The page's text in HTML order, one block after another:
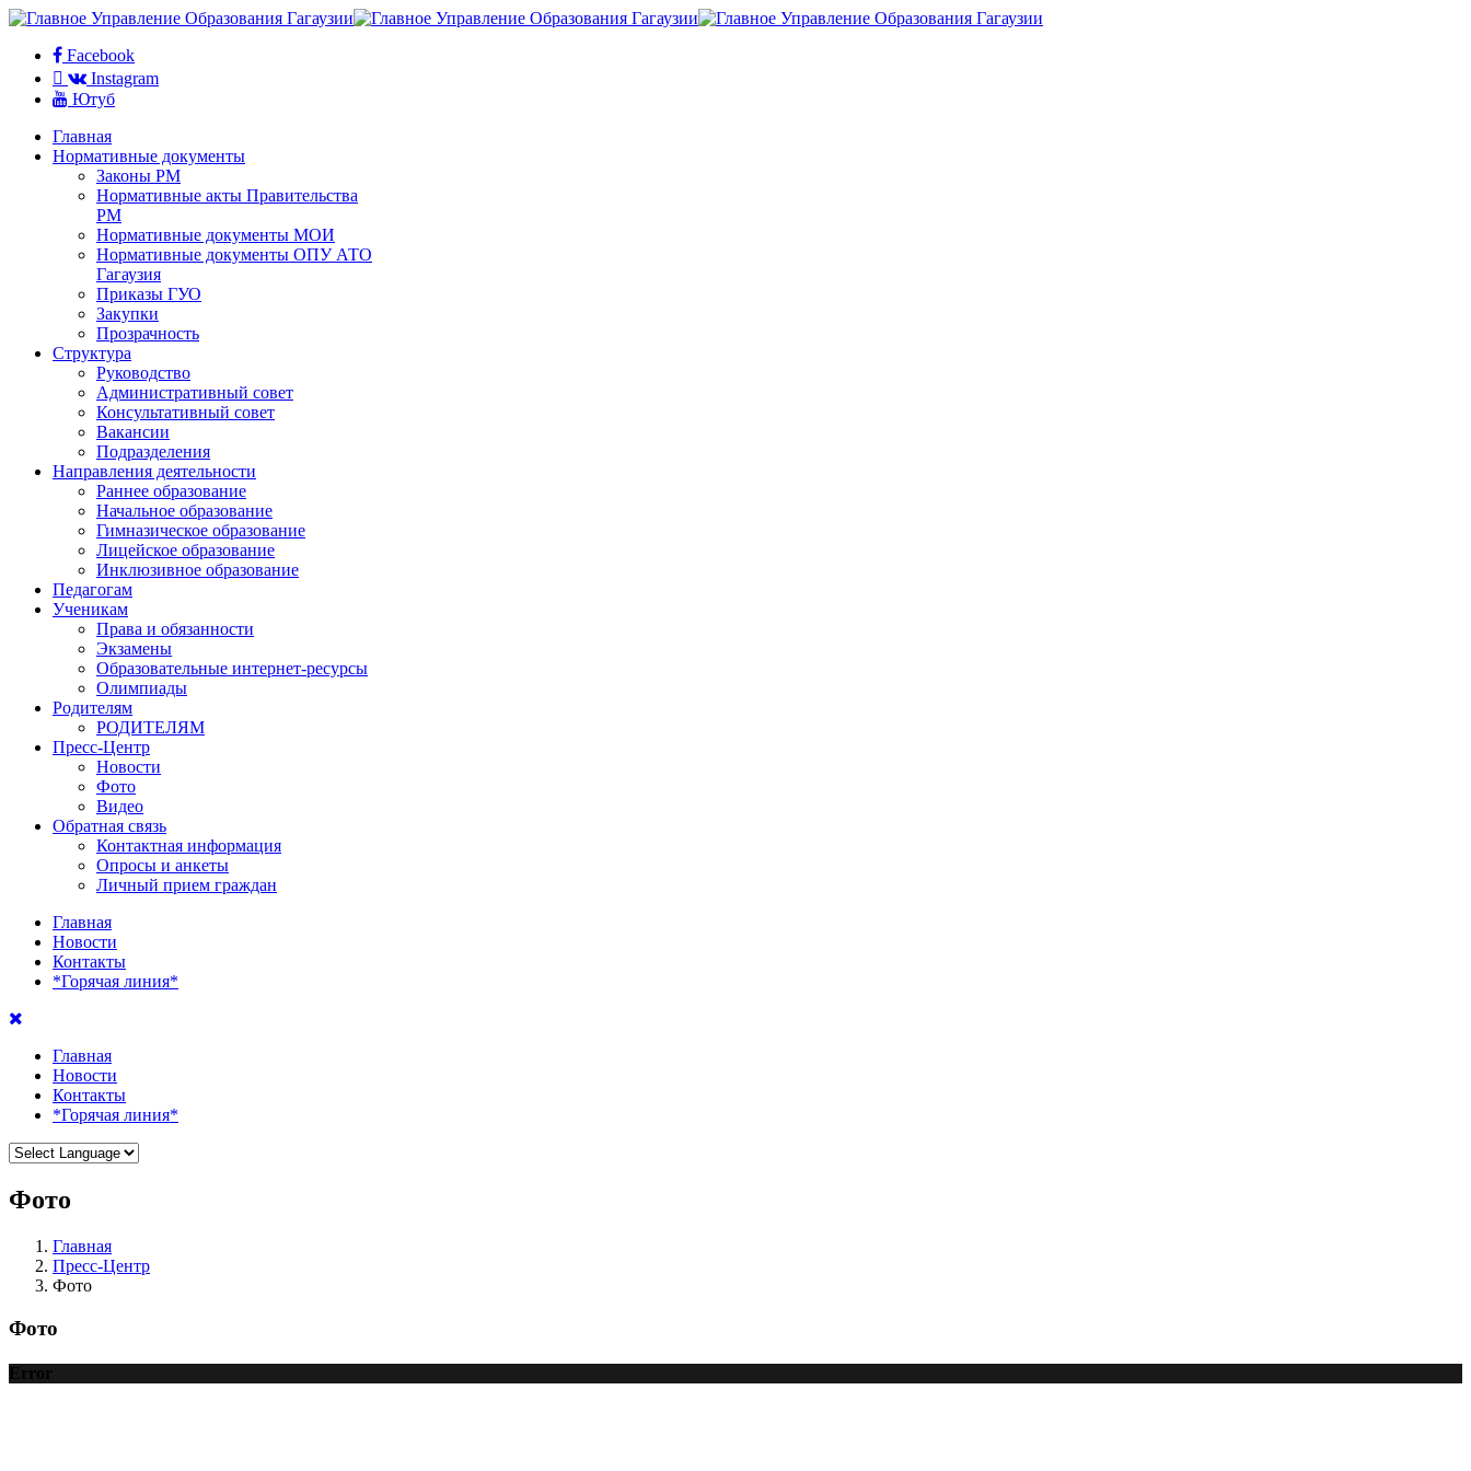
Facebook
Instagram
Ютуб
Главная
Нормативные документы
Законы РМ
Нормативные акты Правительства
РМ
Нормативные документы МОИ
Нормативные документы ОПУ АТО
Гагаузия
Приказы ГУО
Закупки
Прозрачность
Структура
Руководство
Административный совет
Консультативный совет
Вакансии
Подразделения
Направления деятельности
Раннее образование
Начальное образование
Гимназическое образование
Лицейское образование
Инклюзивное образование
Педагогам
Ученикам
Права и обязанности
Экзамены
Образовательные интернет-ресурсы
Олимпиады
Родителям
РОДИТЕЛЯМ
Пресс-Центр
Новости
Фото
Видео
Обратная связь
Контактная информация
Опросы и анкеты
Личный прием граждан
Главная
Новости
Контакты
*Горячая линия*
Главная
Новости
Контакты
*Горячая линия*
Фото
Главная
Пресс-Центр
Фото
Фото
Error